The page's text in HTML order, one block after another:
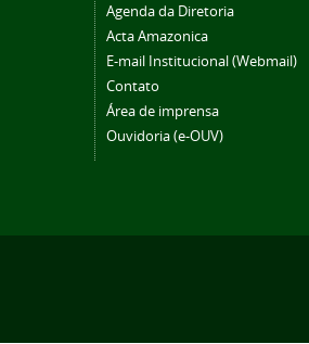
Agenda da Diretoria
Acta Amazonica
E-mail Institucional (Webmail)
Contato
Área de imprensa
Ouvidoria (e-OUV)